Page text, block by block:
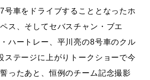
号車をドライブすることとなったホ
ス、そしてセバスチャン・ブエ
ハートレー、平川亮の8号車のクル
ステージに上がりトークショーで今
ったあと、恒例のチーム記念撮影